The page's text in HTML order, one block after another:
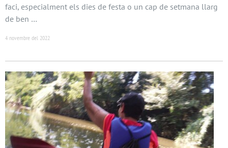
faci, especialment els dies de festa o un cap de setmana llarg
de ben …
4 novembre del 2022